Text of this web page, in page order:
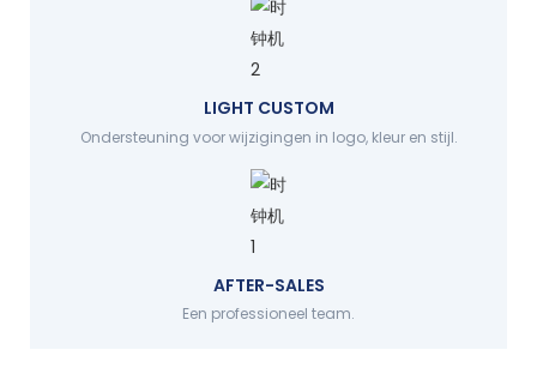
LIGHT CUSTOM
Ondersteuning voor wijzigingen in logo, kleur en stijl.
AFTER-SALES
Een professioneel team.